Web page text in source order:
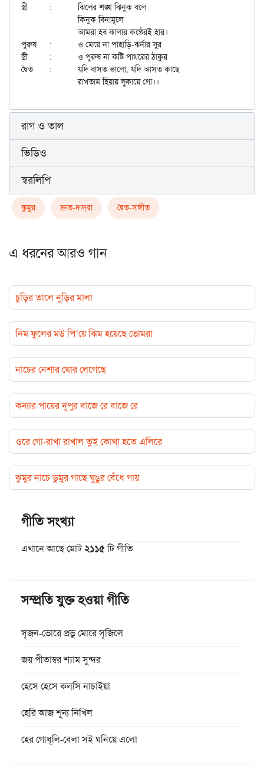
স্ত্রী	:	ঝিলের শঙ্খ ঝিনুক বলে
		কিনুক বিনামূলে
		আমরা হব কালার কণ্ঠেরই হার।
পুরুষ	:	ও মেয়ে না পাহাড়ি-ঝর্নার সুর
স্ত্রী	:	ও পুরুষ না কষ্টি পাথরের ঠাকুর
দ্বৈত	:	যদি বাসত ভালো, যদি আসত কাছে
রাগ ও তাল
ভিডিও
স্বরলিপি
ঝুমুর দ্রুত-দাদ্‌রা দ্বৈত-সঙ্গীত
এ ধরনের আরও গান
চুড়ির তালে নুড়ির মালা
নিম ফুলের মউ পি’য়ে ঝিম হয়েছে ভোমরা
নাচের নেশার ঘোর লেগেছে
কন্যার পায়ের নূপুর বাজে রে বাজে রে
ওরে গো-রাখা রাখাল তুই কোথা হতে এলিরে
ঝুমুর নাচে ডুমুর গাছে ঘুঙুর বেঁধে গায়
গীতি সংখ্যা
এখানে আছে মোট২১১৫টি গীতি
সম্প্রতি যুক্ত হওয়া গীতি
সৃজন-ভোরে প্রভু মোরে সৃজিলে
জয় পীতাম্বর শ্যাম সুন্দর
হেসে হেসে কল্‌সি নাচাইয়া
হেরি আজ শূন্য নিখিল
হের গোধূলি-বেলা সই ঘনিয়ে এলো